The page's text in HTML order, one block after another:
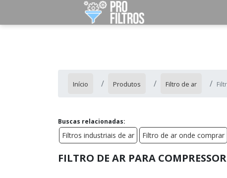
Início Produtos Filtro de ar
Buscas relacionadas:
Filtros industriais de ar Filtro de ar onde comprar
FILTRO DE AR PARA COMPRESSOR